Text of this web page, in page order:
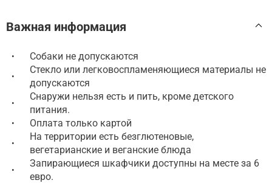
Важная информация
• Собаки не допускаются
•
Стекло или легковоспламеняющиеся материалы не
допускаются
•
Снаружи нельзя есть и пить, кроме детского
питания.
• Оплата только картой
•
На территории есть безглютеновые,
вегетарианские и веганские блюда
•
Запирающиеся шкафчики доступны на месте за 6
евро.